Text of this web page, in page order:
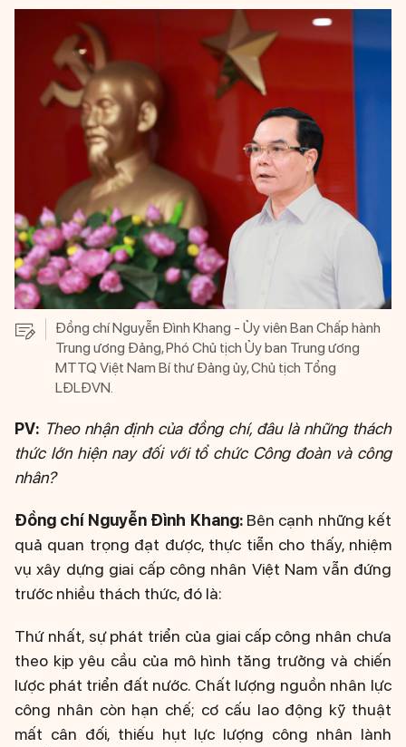
Đồng chí Nguyễn Đình Khang - Ủy viên Ban Chấp hành
Trung ương Đảng, Phó Chủ tịch Ủy ban Trung ương
MTTQ Việt Nam Bí thư Đảng ủy, Chủ tịch Tổng
LĐLĐVN.
PV: Theo nhận định của đồng chí, đâu là những thách
thức lớn hiện nay đối với tổ chức Công đoàn và công
nhân?
Đồng chí Nguyễn Đình Khang: Bên cạnh những kết
quả quan trọng đạt được, thực tiễn cho thấy, nhiệm
vụ xây dựng giai cấp công nhân Việt Nam vẫn đứng
trước nhiều thách thức, đó là:
Thứ nhất, sự phát triển của giai cấp công nhân chưa
theo kịp yêu cầu của mô hình tăng trưởng và chiến
lược phát triển đất nước. Chất lượng nguồn nhân lực
công nhân còn hạn chế; cơ cấu lao động kỹ thuật
mất cân đối, thiếu hụt lực lượng công nhân lành